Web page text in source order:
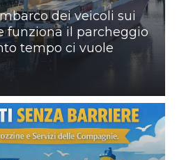
dei veicoli sui
funziona il parcheggio
tempo ci vuole